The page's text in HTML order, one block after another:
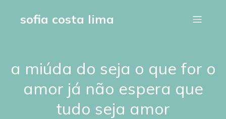
sofia costa lima
a miúda do seja o que for o
amor já não espera que
tudo seja amor